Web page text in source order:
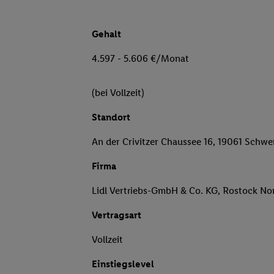
Gehalt
4.597 - 5.606 €/Monat
(bei Vollzeit)
Standort
An der Crivitzer Chaussee 16, 19061
Firma
Lidl Vertriebs-GmbH & Co. KG, Rostock
Vertragsart
Vollzeit
Einstiegslevel